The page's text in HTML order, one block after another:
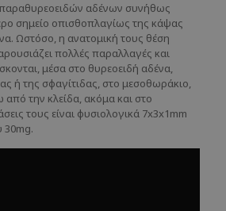
αδένων συνήθως
σημείο οπισθοπλαγίως της κάψας
Ωστόσο, η ανατομική τους θέση
πολλές παραλλαγές και
μέσα στο θυρεοειδή αδένα,
ή της σφαγίτιδας, στο μεσοθωράκιο,
την κλείδα, ακόμα και στο
τους είναι φυσιολογικά 7x3x1mm
30mg.